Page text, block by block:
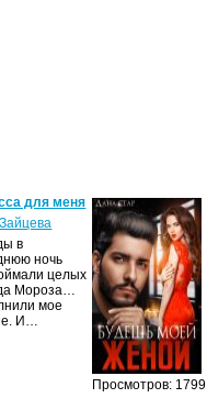
для меня
в
ночь
целых
Мороза…
мое
И…
Просмотров: 1799